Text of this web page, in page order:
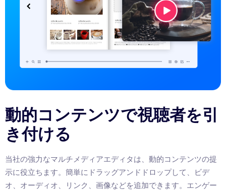
動的コンテンツで視聴者を引
き付ける
当社の強力なマルチメディアエディタは、動的コンテンツの提
示に役立ちます。簡単にドラッグアンドドロップして、ビデ
オ、オーディオ、リンク、画像などを追加できます。エンゲー